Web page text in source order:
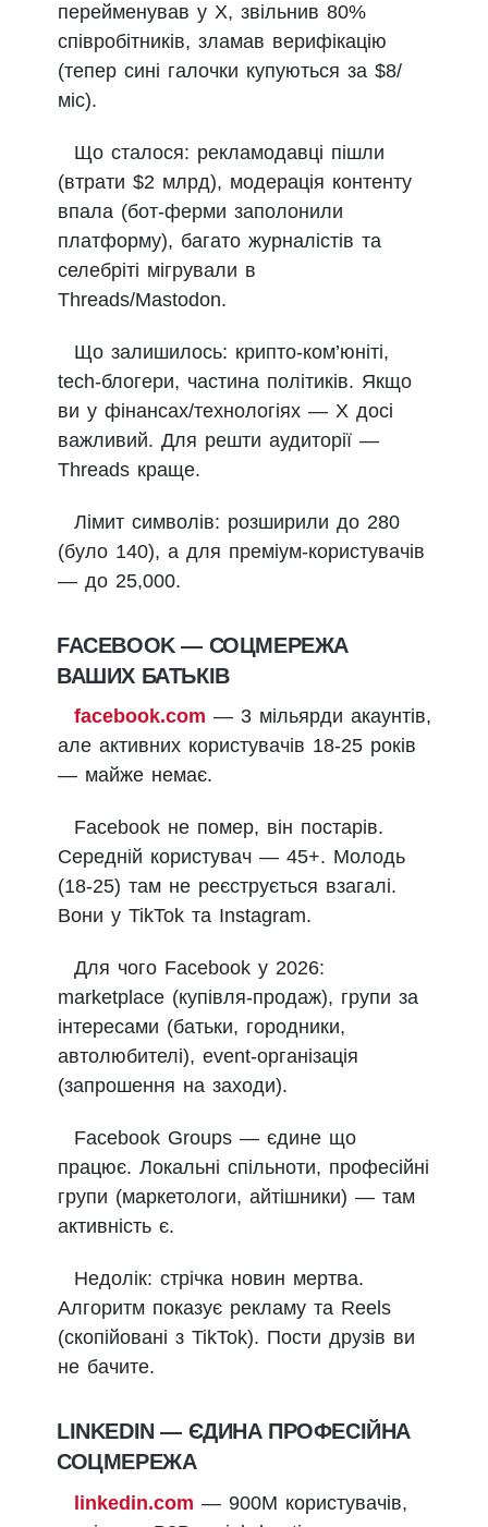
перейменував у X, звільнив 80%
співробітників, зламав верифікацію
(тепер сині галочки купуються за $8/
міс).
Що сталося: рекламодавці пішли
(втрати $2 млрд), модерація контенту
впала (бот-ферми заполонили
платформу), багато журналістів та
селебріті мігрували в
Threads/Mastodon.
Що залишилось: крипто-ком’юніті,
tech-блогери, частина політиків. Якщо
ви у фінансах/технологіях — X досі
важливий. Для решти аудиторії —
Threads краще.
Лімит символів: розширили до 280
(було 140), а для преміум-користувачів
— до 25,000.
FACEBOOK — СОЦМЕРЕЖА
ВАШИХ БАТЬКІВ
facebook.com — 3 мільярди акаунтів,
але активних користувачів 18-25 років
— майже немає.
Facebook не помер, він постарів.
Середній користувач — 45+. Молодь
(18-25) там не реєструється взагалі.
Вони у TikTok та Instagram.
Для чого Facebook у 2026:
marketplace (купівля-продаж), групи за
інтересами (батьки, городники,
автолюбителі), event-організація
(запрошення на заходи).
Facebook Groups — єдине що
працює. Локальні спільноти, професійні
групи (маркетологи, айтішники) — там
активність є.
Недолік: стрічка новин мертва.
Алгоритм показує рекламу та Reels
(скопійовані з TikTok). Пости друзів ви
не бачите.
LINKEDIN — ЄДИНА ПРОФЕСІЙНА
СОЦМЕРЕЖА
linkedin.com — 900М користувачів,